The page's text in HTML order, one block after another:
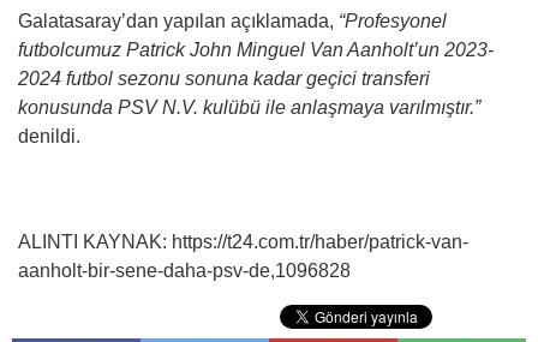
Galatasaray’dan yapılan açıklamada, “Profesyonel
futbolcumuz Patrick John Minguel Van Aanholt’un 2023-
2024 futbol sezonu sonuna kadar geçici transferi
konusunda PSV N.V. kulübü ile anlaşmaya varılmıştır.”
denildi.
ALINTI KAYNAK: https://t24.com.tr/haber/patrick-van-
aanholt-bir-sene-daha-psv-de,1096828